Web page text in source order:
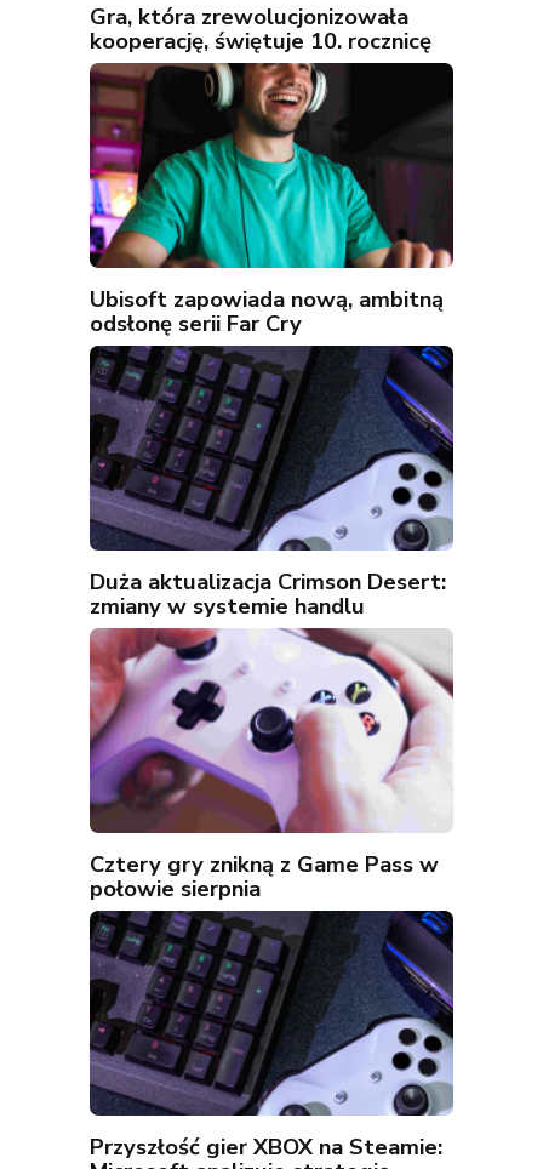
Gra, która zrewolucjonizowała
kooperację, świętuje 10. rocznicę
Ubisoft zapowiada nową, ambitną
odsłonę serii Far Cry
Duża aktualizacja Crimson Desert:
zmiany w systemie handlu
Cztery gry znikną z Game Pass w
połowie sierpnia
Przyszłość gier XBOX na Steamie: